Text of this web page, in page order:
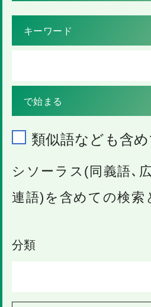
類似語なども含
シソーラス(同義語､
連語)を含めての検索
分類